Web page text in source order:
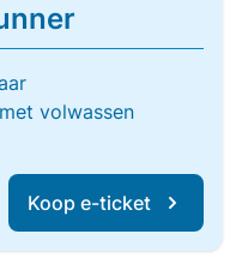
volwassen
Koop e-ticket